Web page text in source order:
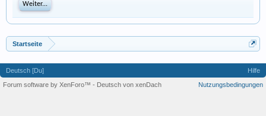
Weiter...
Startseite
Deutsch [Du]
Hilfe
Nutzungsbedingungen
Forum software by XenForo™ - Deutsch von xenDach